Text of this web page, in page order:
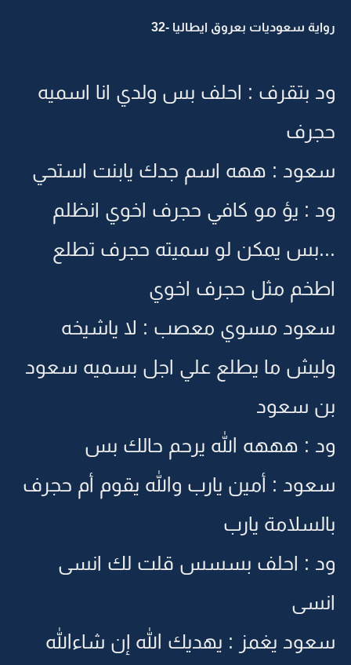
رواية سعوديات بعروق ايطاليا -32
ود بتقرف : احلف بس ولدي انا اسميه
حجرف
سعود : ههه اسم جدك يابنت استحي
ود : يؤ مو كافي حجرف اخوي انظلم
...بس يمكن لو سميته حجرف تطلع
اطخم مثل حجرف اخوي
سعود مسوي معصب : لا ياشيخه
وليش ما يطلع علي اجل بسميه سعود
بن سعود
ود : هههه الله يرحم حالك بس
سعود : أمين يارب والله يقوم أم حجرف
بالسلامة يارب
ود : احلف بسسس قلت لك انسى
انسى
سعود يغمز : يهديك الله إن شاءالله